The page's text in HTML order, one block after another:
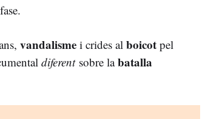
vandalisme i crides al boicot pel
diferentsobre labatalla